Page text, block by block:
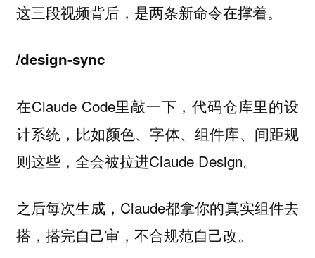
这三段视频背后，是两条新命令在撑着。
/design-sync
在Claude Code里敲一下，代码仓库里的设
计系统，比如颜色、字体、组件库、间距规
则这些，全会被拉进Claude Design。
之后每次生成，Claude都拿你的真实组件去
搭，搭完自己审，不合规范自己改。